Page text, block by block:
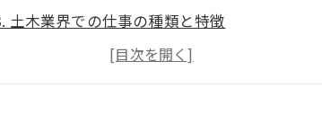
土木業界での仕事の種類と特徴
4. 土木業界の仕事で得られる魅力とは？
今後需要が見込まれる土木業界の仕事